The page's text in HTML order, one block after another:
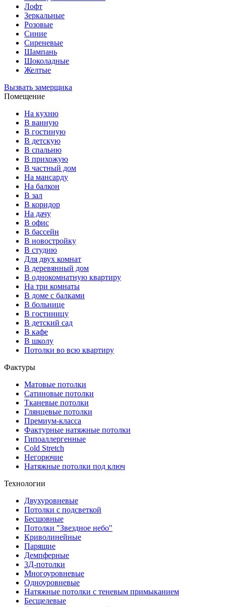
Лофт
Зеркальные
Розовые
Синие
Сиреневые
Шампань
Шоколадные
Желтые
Вызвать замерщика
Помещение
На кухню
В ванную
В гостиную
В детскую
В спальню
В прихожую
В частный дом
На мансарду
На балкон
В зал
В коридор
На дачу
В офис
В бассейн
В новостройку
В студию
Для двух комнат
В деревянный дом
В однокомнатную квартиру
На три комнаты
В доме с балками
В больнице
В гостиницу
В детский сад
В кафе
В школу
Потолки во всю квартиру
Фактуры
Матовые потолки
Сатиновые потолки
Тканевые потолки
Глянцевые потолки
Премиум-класса
Фактурные натяжные потолки
Гипоаллергенные
Cold Stretch
Негорючие
Натяжные потолки под ключ
Технологии
Двухуровневые
Потолки с подсветкой
Бесшовные
Потолки "Звездное небо"
Криволинейные
Парящие
Демпферные
3Д-потолки
Многоуровневые
Одноуровневые
Натяжные потолки с теневым примыканием
Бесщелевые